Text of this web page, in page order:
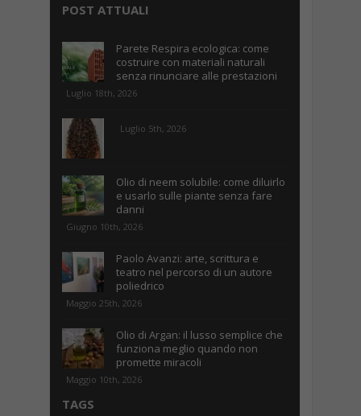
POST ATTUALI
Parete Respira ecologica: come
costruire con materiali naturali
senza rinunciare alle prestazioni
Luglio 18th, 2026
Luglio 5th, 2026
Olio di neem solubile: come diluirlo
e usarlo sulle piante senza fare
danni
Giugno 10th, 2026
Paolo Avanzi: arte, scrittura e
teatro nel percorso di un autore
poliedrico
Maggio 25th, 2026
Olio di Argan: il lusso semplice che
funziona meglio quando non
promette miracoli
Maggio 10th, 2026
TAGS